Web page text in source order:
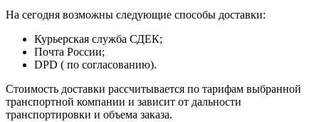
На сегодня возможны следующие способы доставки:
Курьерская служба СДЕК;
Почта России;
DPD ( по согласованию).
Стоимость доставки рассчитывается по тарифам выбранной
транспортной компании и зависит от дальности
транспортировки и объема заказа.